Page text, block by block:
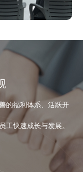
的福利体系、活跃开
快速成长与发展。